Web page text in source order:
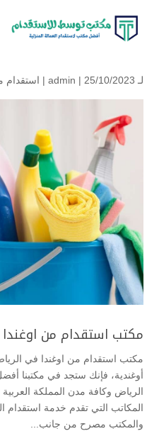
لـ admin | 25/10/2023 | استقدام
مكتب استقدام من
مكتب استقدام من اوغندا في
أوغندية، فإنك ستجد في مكتبنا
الرياض وكافة مدن المملكة
المكاتب التي تقدم خدمة استقدام
والمكتب مصرح من جانب...